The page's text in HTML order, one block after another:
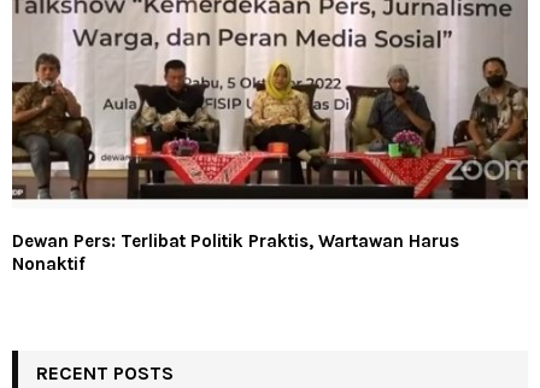
Dewan Pers: Terlibat Politik Praktis, Wartawan Harus
Nonaktif
RECENT POSTS